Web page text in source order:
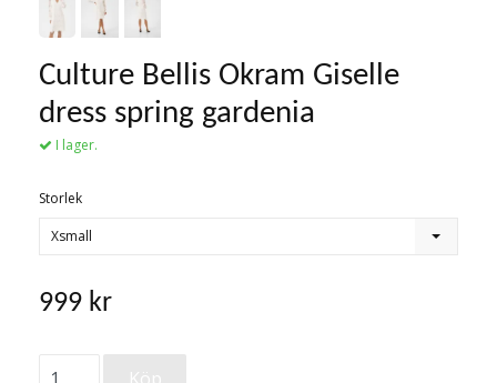
Culture Bellis Okram Giselle
dress spring gardenia
I lager.
Storlek
Xsmall
999 kr